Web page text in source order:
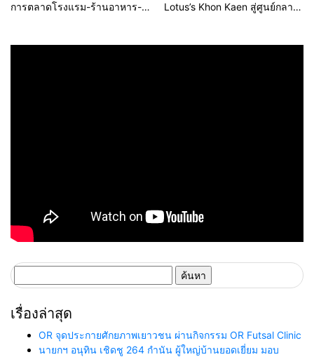
การตลาดโรงแรม-ร้านอาหาร-
Lotus’s Khon Kaen สู่ศูนย์กลาง
สำหรับ:
เรื่องล่าสุด
OR จุดประกายศักยภาพเยาวชน ผ่านกิจกรรม OR Futsal Clinic
นายกฯ อนุทิน เชิดชู 264 กำนัน ผู้ใหญ่บ้านยอดเยี่ยม มอบ